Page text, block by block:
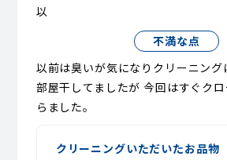
以
不満な点
以前は臭いが気になりクリーニング
部屋干してましたが 今回はすぐク
らました。
クリーニングいただいたお品物